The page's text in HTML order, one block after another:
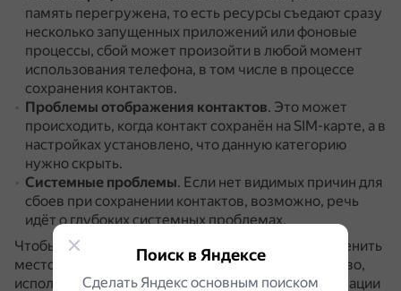
память перегружена, то есть ресурсы съедают сразу
несколько запущенных приложений или фоновые
процессы, сбой может произойти в любой момент
использования телефона, в том числе в процессе
сохранения контактов.
Проблемы отображения контактов. Это может
происходить, когда контакт сохранён на SIM-карте, а в
настройках установлено, что данную категорию
нужно скрыть.
Системные проблемы. Если нет видимых причин для
сбоев при сохранении контактов, возможно, речь
идёт о глубоких системных проблемах.
Чтобы решить проблему, можно попробовать сменить
место записи контактов, перезагрузить устройство,
использовать сторонние приложения для организации
Поиск в Яндексе
Сделать Яндекс основным поиском